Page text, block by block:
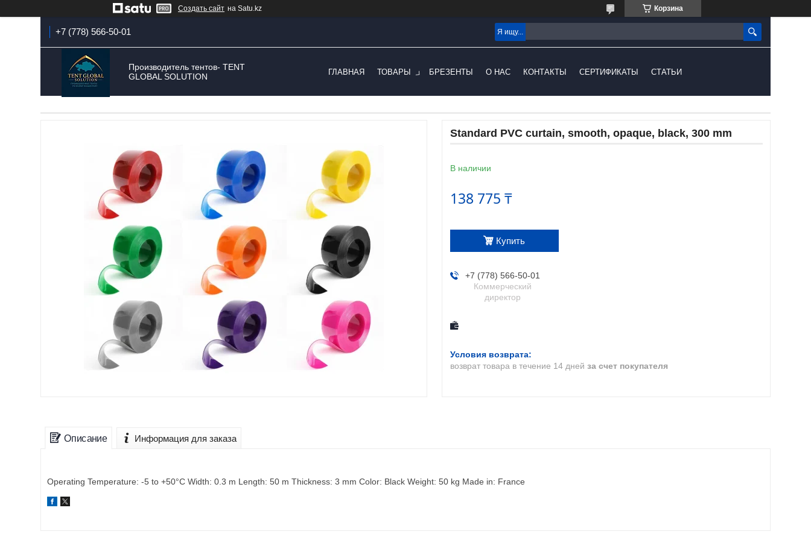
Создать сайт на Satu.kz Корзина
+7 (778) 566-50-01
Производитель тентов- TENT
GLOBAL SOLUTION
ГЛАВНАЯ ТОВАРЫ БРЕЗЕНТЫ О НАС КОНТАКТЫ СЕРТИФИКАТЫ СТАТЬИ
Standard PVC curtain, smooth, opaque, black, 300 mm
В наличии
138 775 ₸
Купить
+7 (778) 566-50-01
Коммерческий
директор
возврат товара в течение 14 дней за счет покупателя
Описание Информация для заказа
Operating Temperature: -5 to +50°C Width: 0.3 m Length: 50 m Thickness: 3 mm Color: Black Weight: 50 kg Made in: France